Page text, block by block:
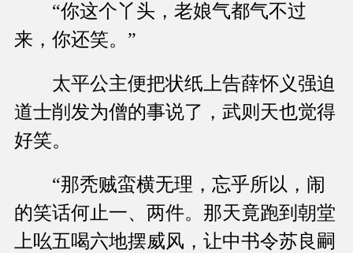
“你这个丫头，老娘气都气不过
来，你还笑。”
太平公主便把状纸上告薛怀义强迫
道士削发为僧的事说了，武则天也觉得
好笑。
“那秃贼蛮横无理，忘乎所以，闹
的笑话何止一、两件。那天竟跑到朝堂
上吆五喝六地摆威风，让中书令苏良嗣